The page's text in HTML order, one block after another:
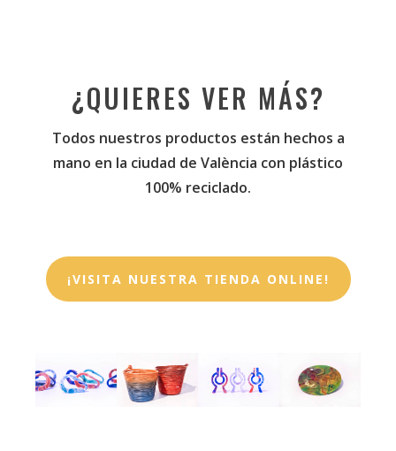
¿QUIERES VER MÁS?
Todos nuestros productos están hechos a
mano en la ciudad de València con plástico
100% reciclado.
¡VISITA NUESTRA TIENDA ONLINE!